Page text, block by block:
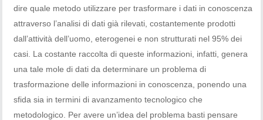
dire quale metodo utilizzare per trasformare i dati in conoscenza
attraverso l’analisi di dati già rilevati, costantemente prodotti
dall’attività dell’uomo, eterogenei e non strutturati nel 95% dei
casi. La costante raccolta di queste informazioni, infatti, genera
una tale mole di dati da determinare un problema di
trasformazione delle informazioni in conoscenza, ponendo una
sfida sia in termini di avanzamento tecnologico che
metodologico. Per avere un’idea del problema basti pensare